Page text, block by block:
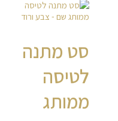
סט מתנה
לטיסה
ממותג